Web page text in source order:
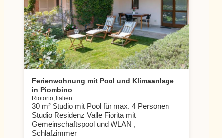
Ferienwohnung mit Pool und Klimaanlage
in Piombino
Riotorto, Italien
30 m² Studio mit Pool für max. 4 Personen
Studio Residenz Valle Fiorita mit
Gemeinschaftspool und WLAN ,
Schlafzimmer